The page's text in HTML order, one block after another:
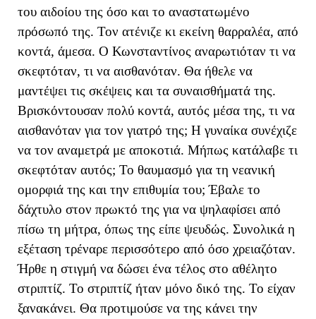
του αιδοίου της όσο και το αναστατωμένο
πρόσωπό της. Τον ατένιζε κι εκείνη θαρραλέα, από
κοντά, άμεσα. Ο Κωνσταντίνος αναρωτιόταν τι να
σκεφτόταν, τι να αισθανόταν. Θα ήθελε να
μαντέψει τις σκέψεις και τα συναισθήματά της.
Βρισκόντουσαν πολύ κοντά, αυτός μέσα της, τι να
αισθανόταν για τον γιατρό της; Η γυναίκα συνέχιζε
να τον αναμετρά με αποκοτιά. Μήπως κατάλαβε τι
σκεφτόταν αυτός; Το θαυμασμό για τη νεανική
ομορφιά της και την επιθυμία του; Έβαλε το
δάχτυλο στον πρωκτό της για να ψηλαφίσει από
πίσω τη μήτρα, όπως της είπε ψευδώς. Συνολικά η
εξέταση τρέναρε περισσότερο από όσο χρειαζόταν.
Ήρθε η στιγμή να δώσει ένα τέλος στο αθέλητο
στριπτίζ. Το στριπτίζ ήταν μόνο δικό της. Το είχαν
ξανακάνει. Θα προτιμούσε να της κάνει την